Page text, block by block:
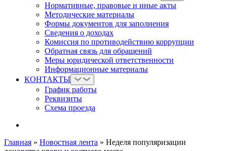
Нормативные, правовые и иные акты
Методические материалы
Формы документов для заполнения
Сведения о доходах
Комиссия по противодействию коррупции
Обратная связь для обращений
Меры юридической ответственности
Информационные материалы
КОНТАКТЫ
График работы
Реквизиты
Схема проезда
Главная » Новостная лента » Неделя популяризации